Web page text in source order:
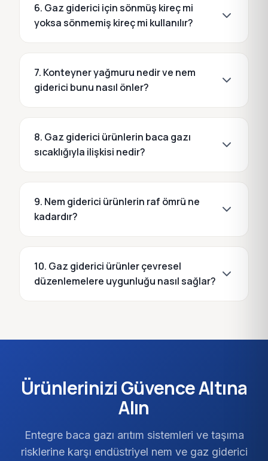
6. Gaz giderici için sönmüş kireç mi
yoksa sönmemiş kireç mi kullanılır?
7. Konteyner yağmuru nedir ve nem
giderici bunu nasıl önler?
8. Gaz giderici ürünlerin baca gazı
sıcaklığıyla ilişkisi nedir?
9. Nem giderici ürünlerin raf ömrü ne
kadardır?
10. Gaz giderici ürünler çevresel
düzenlemelere uygunluğu nasıl sağlar?
Ürünlerinizi Güvence Altına
Alın
Entegre baca gazı arıtım sistemleri ve taşıma
risklerine karşı endüstriyel nem ve gaz giderici